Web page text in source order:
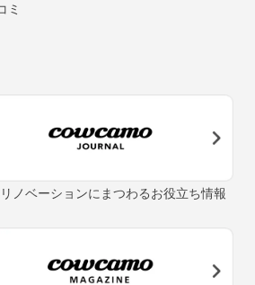
ミ
ノベーションにまつわるお役立ち情報